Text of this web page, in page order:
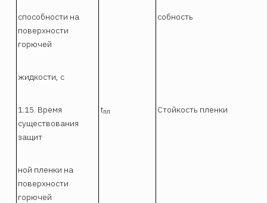
способности на
поверхности
горючей
собность
жидкости, с
1.15. Время
существования
защит
tпл Стойкость пленки
ной пленки на
поверхности
горючей